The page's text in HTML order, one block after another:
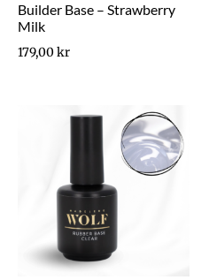
Builder Base – Strawberry
Milk
179,00kr